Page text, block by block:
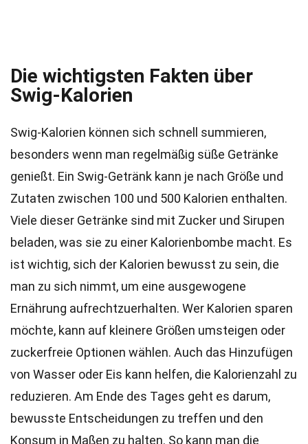
Die wichtigsten Fakten über
Swig-Kalorien
Swig-Kalorien können sich schnell summieren,
besonders wenn man regelmäßig süße Getränke
genießt. Ein Swig-Getränk kann je nach Größe und
Zutaten zwischen 100 und 500 Kalorien enthalten.
Viele dieser Getränke sind mit Zucker und Sirupen
beladen, was sie zu einer Kalorienbombe macht. Es
ist wichtig, sich der Kalorien bewusst zu sein, die
man zu sich nimmt, um eine ausgewogene
Ernährung aufrechtzuerhalten. Wer Kalorien sparen
möchte, kann auf kleinere Größen umsteigen oder
zuckerfreie Optionen wählen. Auch das Hinzufügen
von Wasser oder Eis kann helfen, die Kalorienzahl zu
reduzieren. Am Ende des Tages geht es darum,
bewusste Entscheidungen zu treffen und den
Konsum in Maßen zu halten. So kann man die